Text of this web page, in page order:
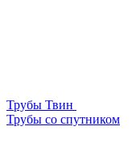
Трубы Твин
Трубы со спутником